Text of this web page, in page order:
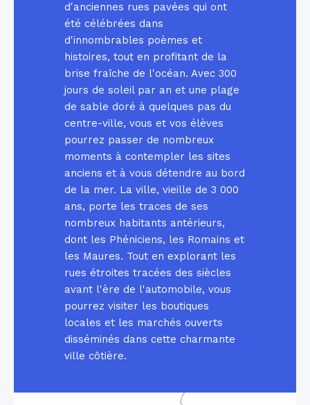
d'anciennes rues pavées qui ont
été célébrées dans
d'innombrables poèmes et
histoires, tout en profitant de la
brise fraîche de l'océan. Avec 300
jours de soleil par an et une plage
de sable doré à quelques pas du
centre-ville, vous et vos élèves
pourrez passer de nombreux
moments à contempler les sites
anciens et à vous détendre au bord
de la mer. La ville, vieille de 3 000
ans, porte les traces de ses
nombreux habitants antérieurs,
dont les Phéniciens, les Romains et
les Maures. Tout en explorant les
rues étroites tracées des siècles
avant l'ère de l'automobile, vous
pourrez visiter les boutiques
locales et les marchés ouverts
disséminés dans cette charmante
ville côtière.